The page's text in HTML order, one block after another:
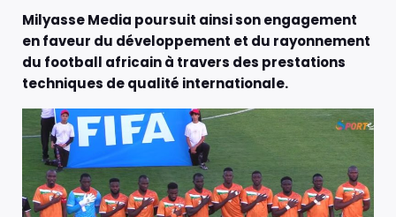
Milyasse Media poursuit ainsi son engagement
en faveur du développement et du rayonnement
du football africain à travers des prestations
techniques de qualité internationale.